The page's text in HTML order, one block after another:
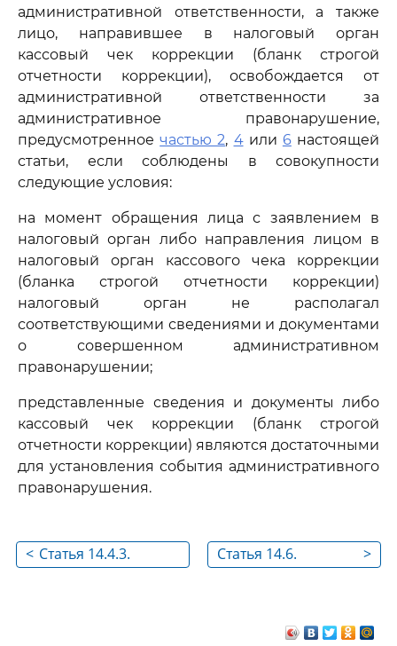
административной ответственности, а также
лицо, направившее в налоговый орган
кассовый чек коррекции (бланк строгой
отчетности коррекции), освобождается от
административной ответственности за
административное правонарушение,
предусмотренноечастью 2, 4или 6настоящей
статьи, если соблюдены в совокупности
следующие условия:
на момент обращения лица с заявлением в
налоговый орган либо направления лицом в
налоговый орган кассового чека коррекции
(бланка строгой отчетности коррекции)
налоговый орган не располагал
соответствующими сведениями и документами
о совершенном административном
правонарушении;
представленные сведения и документы либо
кассовый чек коррекции (бланк строгой
отчетности коррекции) являются достаточными
для установления события административного
правонарушения.
< Статья 14.4.3.
>
Статья 14.6.
ценообразования